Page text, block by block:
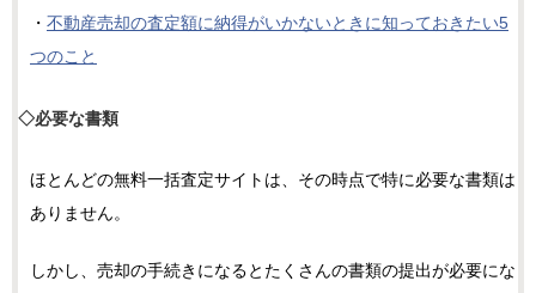
・ 不動産売却の査定額に納得がいかないときに知っておきたい5
つのこと
◇必要な書類
ほとんどの無料一括査定サイトは、その時点で特に必要な書類は
ありません。
しかし、売却の手続きになるとたくさんの書類の提出が必要にな